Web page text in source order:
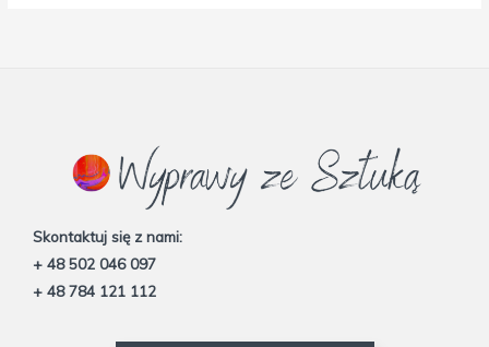
Skontaktuj się z nami:
+ 48 502 046 097
+ 48 784 121 112